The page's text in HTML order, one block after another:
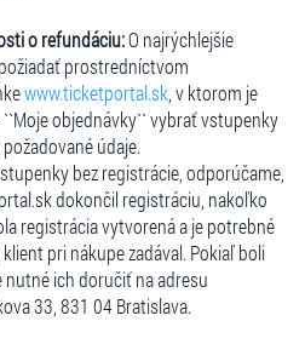
o refundáciu:O najrýchlejšie
prostredníctvom
www.ticketportal.sk , v ktorom je
objednávky`` vybrať vstupenky
údaje.
bez registrácie, odporúčame,
dokončil registráciu, nakoľko
registrácia vytvorená a je potrebné
pri nákupe zadával. Pokiaľ boli
ich doručiť na adresu
33, 831 04 Bratislava.